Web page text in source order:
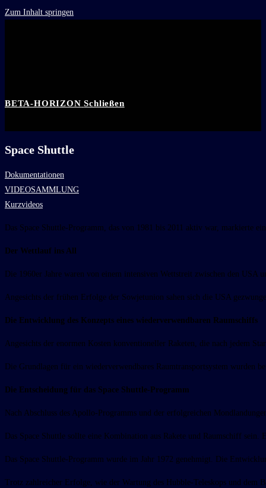
Zum Inhalt springen
BETA-HORIZON Schließen
Space Shuttle
Dokumentationen
VIDEOSAMMLUNG
Kurzvideos
Das Space Shuttle-Programm, das von 1981 bis 2011 aktiv war, markierte
Der Wettlauf ins All
Die 1960er Jahre waren von einem intensiven Wettstreit zwischen den
Angesichts der frühen Erfolge der Sowjetunion sahen sich die USA
Die Entwicklung des Konzepts eines wiederverwendbaren Raumschiffs
Angesichts der enormen Kosten konventioneller Raketen, die nach jedem
Die Grundlagen für ein wiederverwendbares Raumtransportsystem wurden
Die Entscheidung für das Space Shuttle-Programm
Nach Abschluss des Apollo-Programms und der erfolgreichen
Das Space Shuttle sollte eine Kombination aus Rakete und Raumschiff
Das Space Shuttle-Programm wurde im Jahr 1972 genehmigt. Die
Trotz zahlreicher Erfolge, wie der Wartung des Hubble-Teleskops und dem